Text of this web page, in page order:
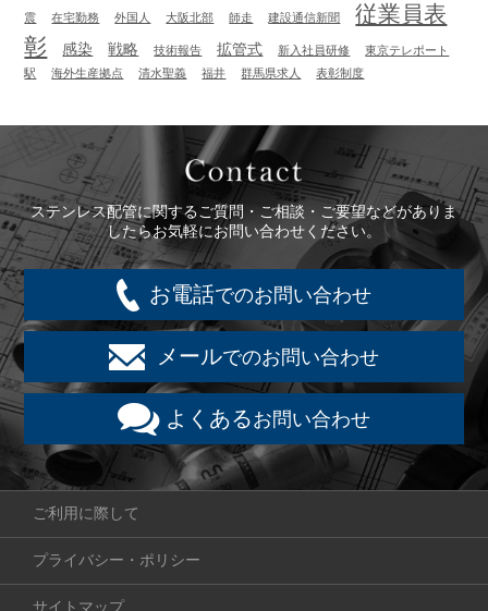
震 在宅勤務 外国人 大阪北部 師走 建設通信新聞
従業員表
彰
感染 戦略 技術報告 拡管式 新入社員研修
東京テレポート
駅
海外生産拠点 清水聖義 福井 群馬県求人 表彰制度
ステンレス配管に関するご質問・ご相談・ご要望などがありま
したらお気軽にお問い合わせください。
お電話でのお問い合わせ
メールでのお問い合わせ
よくあるお問い合わせ
ご利用に際して
プライバシー・ポリシー
サイトマップ